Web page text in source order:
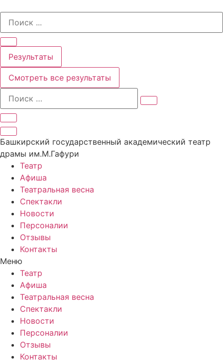
содержимому
Search
Результаты
Смотреть все результаты
Башкирский государственный академический театр
драмы им.М.Гафури
Театр
Афиша
Театральная весна
Спектакли
Новости
Персоналии
Отзывы
Контакты
Меню
Театр
Афиша
Театральная весна
Спектакли
Новости
Персоналии
Отзывы
Контакты